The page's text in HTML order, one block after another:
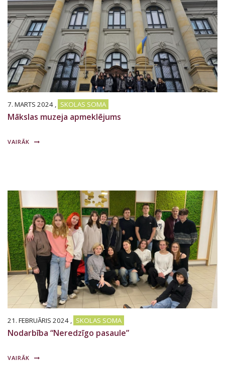
7. MARTS 2024 , SKOLAS SOMA
Mākslas muzeja apmeklējums
VAIRĀK
21. FEBRUĀRIS 2024 , SKOLAS SOMA
Nodarbība “Neredzīgo pasaule”
VAIRĀK